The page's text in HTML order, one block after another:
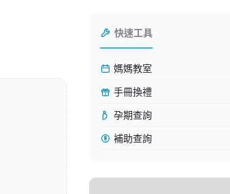
快速工具
媽媽教室
手冊換禮
孕期查詢
補助查詢